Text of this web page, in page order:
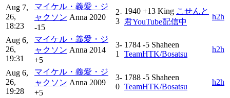
Aug 7,
26,
18:23
マイケル・義愛・ジ
ャクソン Anna 2020
-15
2-
3
1940 +13 King こせんと
君YouTube配信中
h2h
Aug 6,
26,
19:31
マイケル・義愛・ジ
ャクソン Anna 2014
+5
3-
1
1784 -5 Shaheen
TeamHTK/Bosatsu
h2h
Aug 6,
26,
19:28
マイケル・義愛・ジ
ャクソン Anna 2009
+5
3-
0
1788 -5 Shaheen
TeamHTK/Bosatsu
h2h